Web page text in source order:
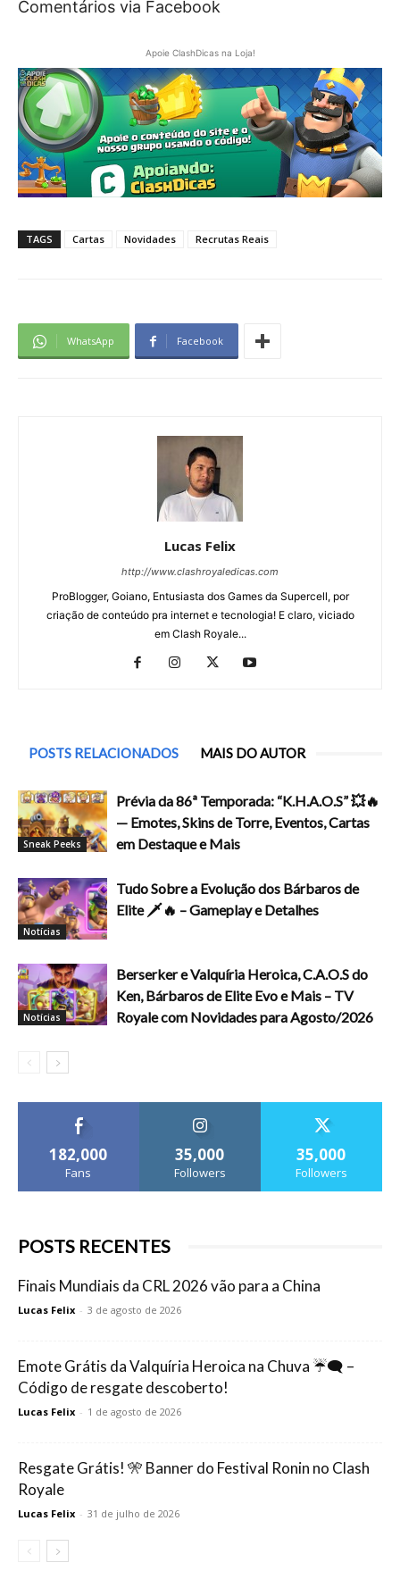
Comentários via Facebook
Apoie ClashDicas na Loja!
TAGS Cartas Novidades Recrutas Reais
WhatsApp Facebook
Lucas Felix
http://www.clashroyaledicas.com
ProBlogger, Goiano, Entusiasta dos Games da Supercell, por
criação de conteúdo pra internet e tecnologia! E claro, viciado
em Clash Royale...
POSTS RELACIONADOS MAIS DO AUTOR
Sneak Peeks
Prévia da 86ª Temporada: “K.H.A.O.S” 💥🔥
— Emotes, Skins de Torre, Eventos, Cartas
em Destaque e Mais
Notícias
Tudo Sobre a Evolução dos Bárbaros de
Elite 🗡️🔥 – Gameplay e Detalhes
Notícias
Berserker e Valquíria Heroica, C.A.O.S do
Ken, Bárbaros de Elite Evo e Mais – TV
Royale com Novidades para Agosto/2026
182,000
Fans
35,000
Followers
35,000
Followers
POSTS RECENTES
Finais Mundiais da CRL 2026 vão para a China
Lucas Felix - 3 de agosto de 2026
Emote Grátis da Valquíria Heroica na Chuva ☔🗨️ –
Código de resgate descoberto!
Lucas Felix - 1 de agosto de 2026
Resgate Grátis! 🎌 Banner do Festival Ronin no Clash
Royale
Lucas Felix - 31 de julho de 2026